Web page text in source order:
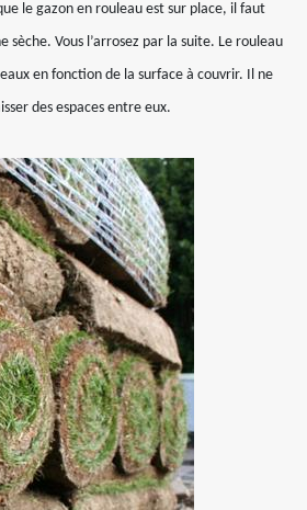
le gazon en rouleau est sur place, il faut
sèche. Vous l’arrosez par la suite. Le rouleau
en fonction de la surface à couvrir. Il ne
des espaces entre eux.